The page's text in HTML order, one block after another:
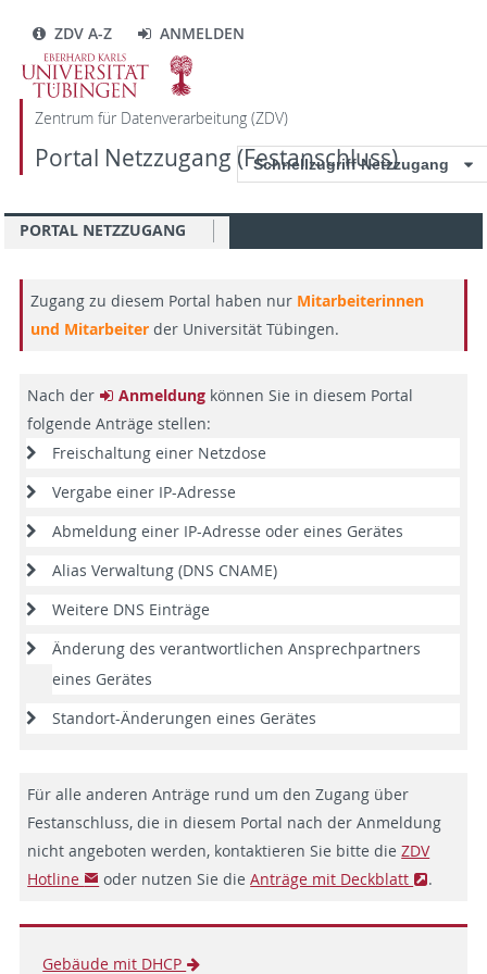
ZDV A-Z ANMELDEN
Zentrum für Datenverarbeitung (ZDV)
Portal Netzzugang (Festanschluss)
Schnellzugriff Netzzugang
PORTAL NETZZUGANG
Zugang zu diesem Portal haben nur Mitarbeiterinnen
und Mitarbeiter der Universität Tübingen.
Nach der Anmeldung können Sie in diesem Portal
folgende Anträge stellen:
Freischaltung einer Netzdose
Vergabe einer IP-Adresse
Abmeldung einer IP-Adresse oder eines Gerätes
Alias Verwaltung (DNS CNAME)
Weitere DNS Einträge
Änderung des verantwortlichen Ansprechpartners
eines Gerätes
Standort-Änderungen eines Gerätes
Für alle anderen Anträge rund um den Zugang über
Festanschluss, die in diesem Portal nach der Anmeldung
nicht angeboten werden, kontaktieren Sie bitte dieZDV
Hotline
oder nutzen Sie dieAnträge mit Deckblatt .
Gebäude mit DHCP